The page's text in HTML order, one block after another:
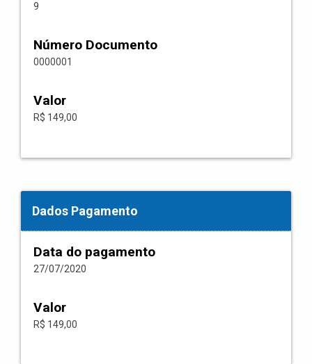
9
Número Documento
0000001
Valor
R$ 149,00
Dados Pagamento
Data do pagamento
27/07/2020
Valor
R$ 149,00